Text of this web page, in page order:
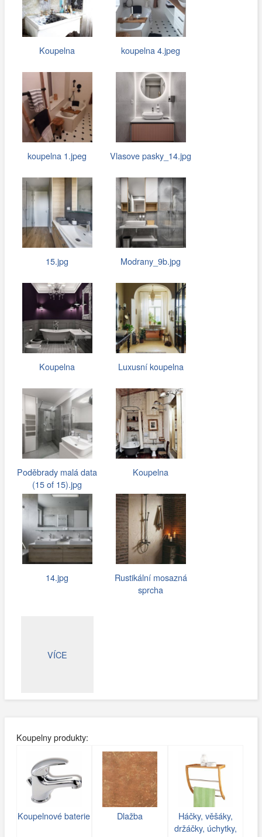
Koupelna koupelna 4.jpeg
koupelna 1.jpeg Vlasove pasky_14.jpg
15.jpg Modrany_9b.jpg
Koupelna Luxusní koupelna
Poděbrady malá data
(15 of 15).jpg
Koupelna
14.jpg
Rustikální mosazná
sprcha
VÍCE
Koupelny produkty:
Koupelnové baterie Dlažba
Háčky, věšáky,
držáčky, úchytky,